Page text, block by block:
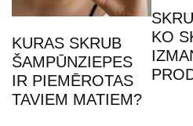
KURAS SKRUB
ŠAMPŪNZIEPES
IR PIEMĒROTAS
TAVIEM MATIEM?
KO